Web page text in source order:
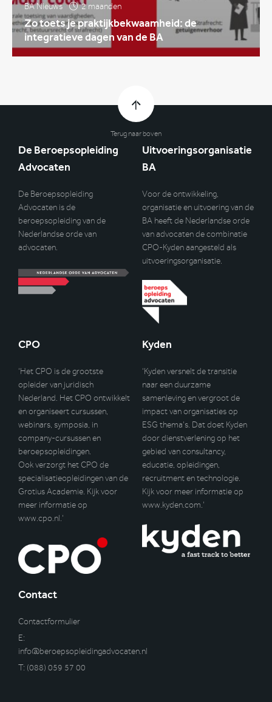
BA Nieuws 2 maanden
Zo toets je praktijkbekwaamheid: de
integratieve dagen van de BA
Terug naar boven
De Beroepsopleiding
Advocaten
De Beroepsopleiding
Advocaten is de
beroepsopleiding van de
Nederlandse orde van
advocaten.
Uitvoeringsorganisatie
BA
Voor de ontwikkeling,
organisatie en uitvoering van de
BA heeft de Nederlandse orde
van advocaten de combinatie
CPO-Kyden aangesteld als
uitvoeringsorganisatie.
CPO
‘Het CPO is de grootste
opleider van juridisch
Nederland. Het CPO ontwikkelt
en organiseert cursussen,
webinars, symposia, in
company-cursussen en
beroepsopleidingen.
Ook verzorgt het CPO de
specialisatieopleidingen van de
Grotius Academie. Kijk voor
meer informatie op
www.cpo.nl.’
Kyden
‘Kyden versnelt de transitie
naar een duurzame
samenleving en vergroot de
impact van organisaties op
ESG thema’s. Dat doet Kyden
door dienstverlening op het
gebied van consultancy,
educatie, opleidingen,
recruitment en technologie.
Kijk voor meer informatie op
www.kyden.com.’
Contact
Contactformulier
E:
info@beroepsopleidingadvocaten.nl
T: (088) 059 57 00